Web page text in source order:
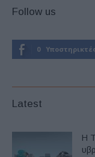
Follow us
0
Latest
Η